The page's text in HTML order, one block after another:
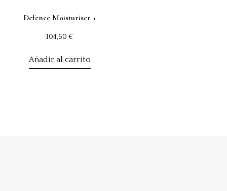
Defence Moisturiser +
104,50€
Añadir al carrito